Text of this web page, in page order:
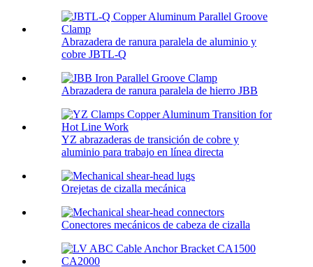
Abrazadera de ranura paralela de aluminio y
cobre JBTL-Q
Abrazadera de ranura paralela de hierro JBB
YZ abrazaderas de transición de cobre y
aluminio para trabajo en línea directa
Orejetas de cizalla mecánica
Conectores mecánicos de cabeza de cizalla